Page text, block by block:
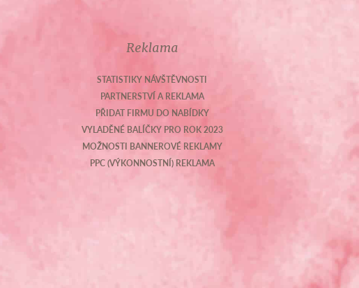
Reklama
STATISTIKY NÁVŠTĚVNOSTI
PARTNERSTVÍ A REKLAMA
PŘIDAT FIRMU DO NABÍDKY
VYLADĚNÉ BALÍČKY PRO ROK 2023
MOŽNOSTI BANNEROVÉ REKLAMY
PPC (VÝKONNOSTNÍ) REKLAMA